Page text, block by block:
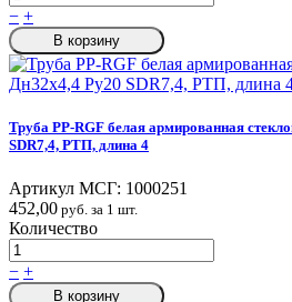
− +
В корзину
Труба PP-RGF белая армированная
SDR7,4, РТП, длина 4
Артикул МСГ: 1000251
452,00 руб. за 1 шт.
Количество
− +
В корзину